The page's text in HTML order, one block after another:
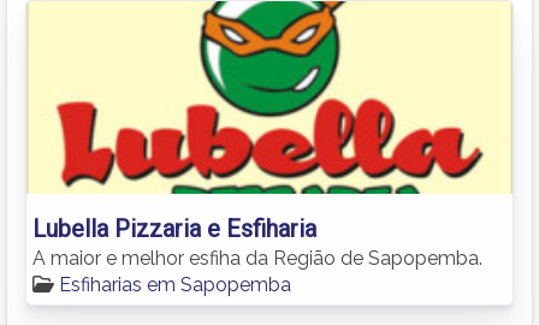
Lubella Pizzaria e Esfiharia
A maior e melhor esfiha da Região de Sapopemba.
Esfiharias em Sapopemba